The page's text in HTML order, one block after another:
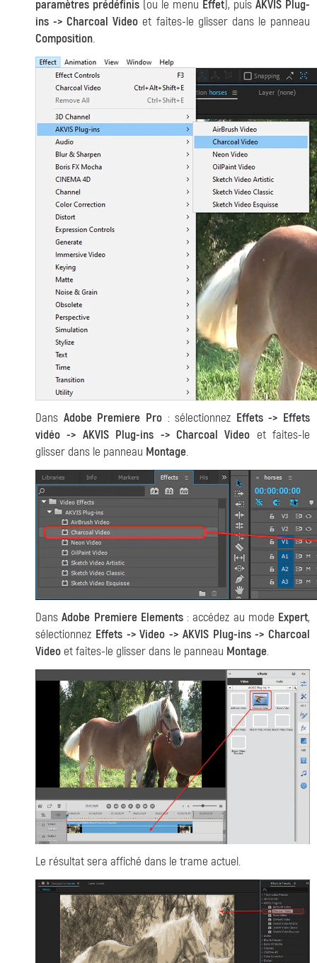
paramètres prédéfinis (ou le menu Effet), puis AKVIS Plug-
ins -> Charcoal Video et faites-le glisser dans le panneau
Composition.
Dans Adobe Premiere Pro: sélectionnez Effets -> Effets
vidéo -> AKVIS Plug-ins -> Charcoal Video et faites-le
glisser dans le panneau Montage.
DansAdobe Premiere Elements: accédez au mode Expert,
sélectionnez Effets -> Video -> AKVIS Plug-ins -> Charcoal
Video et faites-le glisser dans le panneau Montage.
Le résultat sera affiché dans le trame actuel.